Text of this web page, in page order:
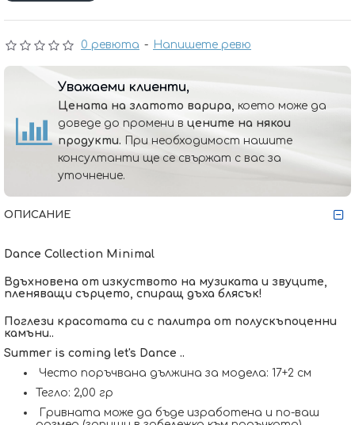
0 ревюта - Напишете ревю
Уважаеми клиенти,
Цената на златото варира, което може да
доведе до промени в цените на някои
продукти. При необходимост нашите
консултанти ще се свържат с вас за
уточнение.
ОПИСАНИЕ
Dance Collection Minimal
Вдъхновена от изкуството на музиката и звуците,
пленяващи сърцето, спиращ дъха блясък!
Поглези красотата си с палитра от полускъпоценни
камъни..
Summer is coming let's Dance ..
Често поръчвана дължина за модела: 17+2 см
Тегло: 2,00 гр
Гривната може да бъде изработена и по-ваш